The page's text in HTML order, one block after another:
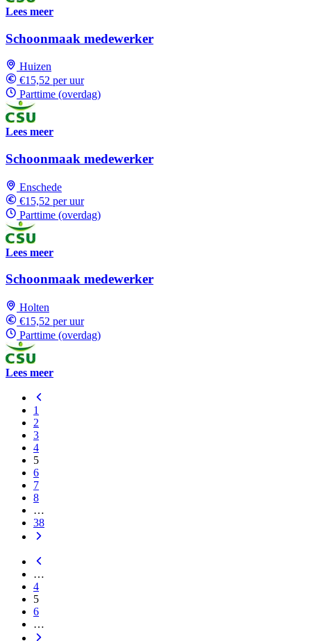
Lees meer
Schoonmaak medewerker
Huizen
€15,52 per uur
Parttime (overdag)
Lees meer
Schoonmaak medewerker
Enschede
€15,52 per uur
Parttime (overdag)
Lees meer
Schoonmaak medewerker
Holten
€15,52 per uur
Parttime (overdag)
Lees meer
1
2
3
4
5
6
7
8
…
38
…
4
5
6
…